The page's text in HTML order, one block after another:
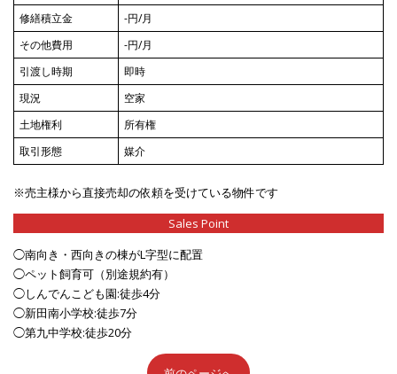
修繕積立金
-円/月
その他費用
-円/月
引渡し時期
即時
現況
空家
土地権利
所有権
取引形態
媒介
※売主様から直接売却の依頼を受けている物件です
Sales Point
◯南向き・西向きの棟がL字型に配置
◯ペット飼育可（別途規約有）
◯しんでんこども園:徒歩4分
◯新田南小学校:徒歩7分
◯第九中学校:徒歩20分